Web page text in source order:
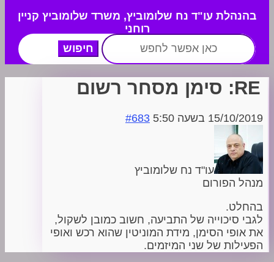
בהנהלת עו"ד נח שלומוביץ, משרד שלומוביץ קניין
רוחני
חפש:
RE: סימן מסחר רשום
15/10/2019 בשעה 5:50 #683
עו"ד נח שלומוביץ
מנהל הפורום
בהחלט.
לגבי סיכוייה של התביעה, חשוב כמובן לשקול,
את אופי הסימן, מידת המוניטין שהוא רכש ואופי
הפעילות של שני המיזמים.